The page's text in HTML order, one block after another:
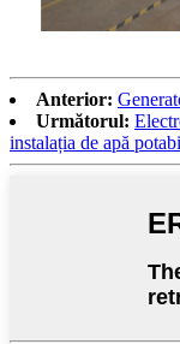
Anterior:
Următorul:
instalația de apă